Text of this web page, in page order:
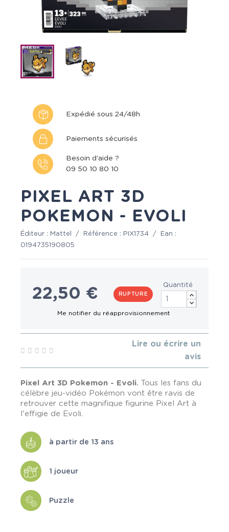
Expédié sous 24/48h
Paiements sécurisés
Besoin d'aide ?
09 50 10 80 10
PIXEL ART 3D
POKEMON - EVOLI
Éditeur : Mattel / Référence : PIX1734 /
Ean :
0194735190805
22,50 € RUPTURE
Quantité
Lire ou écrire un
avis
Pixel Art 3D Pokemon - Evoli.
Tous les fans du
célèbre jeu-vidéo Pokémon vont être ravis de
retrouver cette magnifique figurine Pixel Art à
l'effigie de Evoli.
à partir de 13 ans
1 joueur
Puzzle